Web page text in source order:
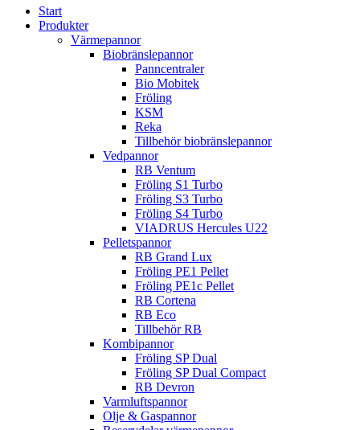
Start
Produkter
Värmepannor
Biobränslepannor
Panncentraler
Bio Mobitek
Fröling
KSM
Reka
Tillbehör biobränslepannor
Vedpannor
RB Ventum
Fröling S1 Turbo
Fröling S3 Turbo
Fröling S4 Turbo
VIADRUS Hercules U22
Pelletspannor
RB Grand Lux
Fröling PE1 Pellet
Fröling PE1c Pellet
RB Cortena
RB Eco
Tillbehör RB
Kombipannor
Fröling SP Dual
Fröling SP Dual Compact
RB Devron
Varmluftspannor
Olje & Gaspannor